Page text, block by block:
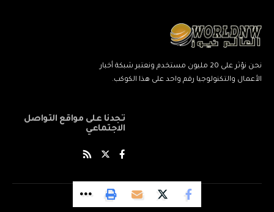
نحن نؤثر على 20 مليون مستخدم ونعتبر شبكة أخبار
الأعمال والتكنولوجيا رقم واحد على هذا الكوكب.
تجدنا على مواقع التواصل
الاجتماعي